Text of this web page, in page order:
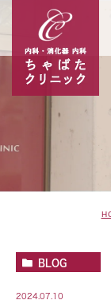
BLOG
2024.07.10